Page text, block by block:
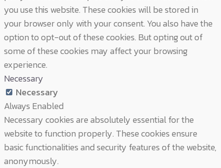
you use this website. These cookies will be stored in
your browser only with your consent. You also have the
option to opt-out of these cookies. But opting out of
some of these cookies may affect your browsing
experience.
Necessary
Necessary
Always Enabled
Necessary cookies are absolutely essential for the
website to function properly. These cookies ensure
basic functionalities and security features of the website,
anonymously.